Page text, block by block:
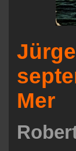
Mer